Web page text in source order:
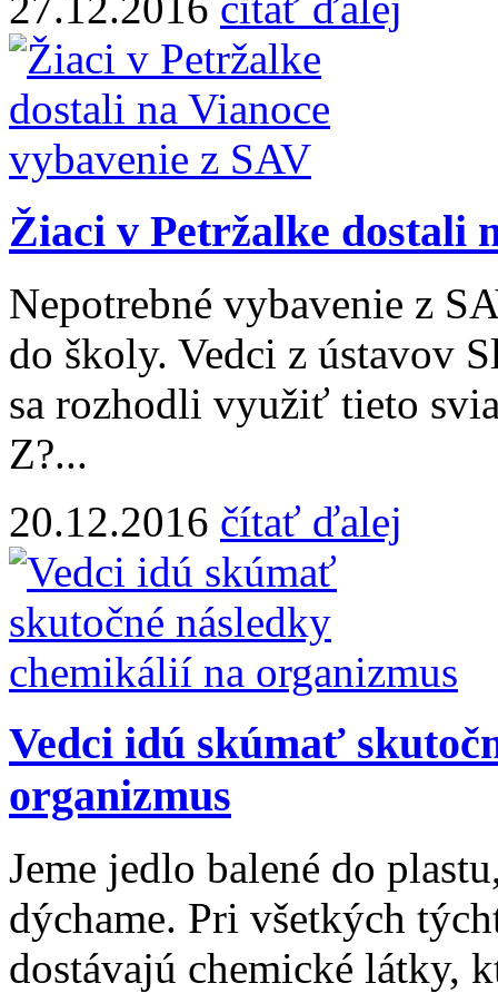
Žiaci v Petržalke dostali
Nepotrebné vybavenie z
do školy. Vedci z ústavov
sa rozhodli využiť tieto
Z?...
20.12.2016 čítať ďalej
Vedci idú skúmať
organizmus
Jeme jedlo balené do
dýchame. Pri všetkých
dostávajú chemické látky,